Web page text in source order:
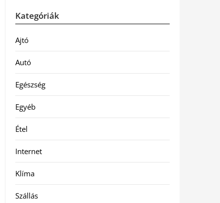
Kategóriák
Ajtó
Autó
Egészség
Egyéb
Étel
Internet
Klíma
Szállás